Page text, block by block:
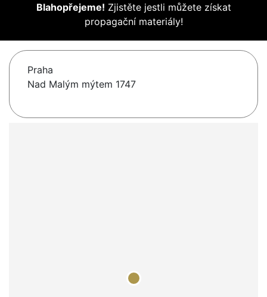
Blahopřejeme! Zjistěte jestli můžete získat
propagační materiály!
Praha
Nad Malým mýtem 1747